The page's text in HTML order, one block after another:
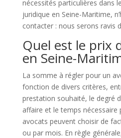
nécessités particulières dans
juridique en Seine-Maritime,
contacter : nous serons ravis
Quel est le prix
en Seine-
La somme à régler pour un
fonction de divers critères,
prestation souhaité, le degré
affaire et le temps nécessaire
avocats peuvent choisir de
ou par mois. En règle